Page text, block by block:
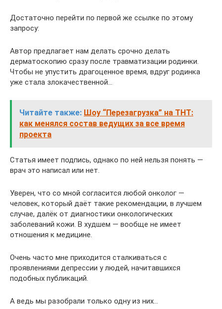
Достаточно перейти по первой же ссылке по этому
запросу:
Автор предлагает нам делать срочно делать
дерматоскопию сразу после травматизации родинки.
Чтобы не упустить драгоценное время, вдруг родинка
уже стала злокачественной…
Читайте также: Шоу “Перезагрузка” на ТНТ:
как менялся состав ведущих за все время
проекта
Статья имеет подпись, однако по ней нельзя понять —
врач это написал или нет.
Уверен, что со мной согласится любой онколог —
человек, который даёт такие рекомендации, в лучшем
случае, далёк от диагностики онкологических
заболеваний кожи. В худшем — вообще не имеет
отношения к медицине.
Очень часто мне приходится сталкиваться с
проявлениями депрессии у людей, начитавшихся
подобных публикаций.
А ведь мы разобрали только одну из них…